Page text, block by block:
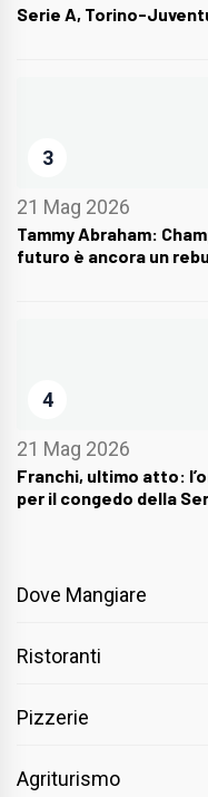
Serie A, Torino-
3
21 Mag 2026
Tammy Abraham:
futuro è ancora un
4
21 Mag 2026
Franchi, ultimo atto:
per il congedo della
Dove Mangiare
Ristoranti
Pizzerie
Agriturismo